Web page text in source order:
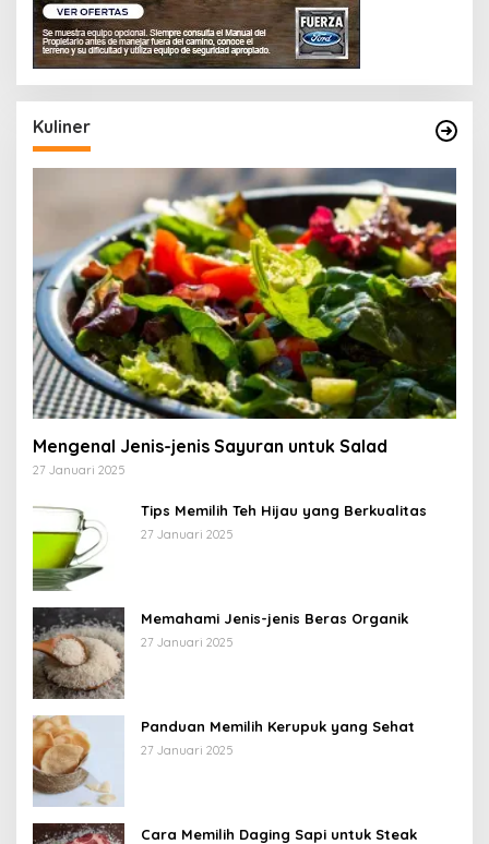
Kuliner
Mengenal Jenis-jenis Sayuran untuk Salad
27 Januari 2025
Tips Memilih Teh Hijau yang Berkualitas
27 Januari 2025
Memahami Jenis-jenis Beras Organik
27 Januari 2025
Panduan Memilih Kerupuk yang Sehat
27 Januari 2025
Cara Memilih Daging Sapi untuk Steak